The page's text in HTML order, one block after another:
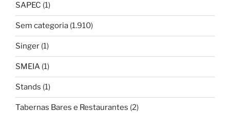
SAPEC (1)
Sem categoria (1.910)
Singer (1)
SMEIA (1)
Stands (1)
Tabernas Bares e Restaurantes (2)